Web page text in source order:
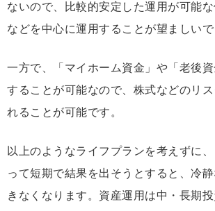
ないので、比較的安定した運用が可能
などを中心に運用することが望ましいで
一方で、「マイホーム資金」や「老後
することが可能なので、株式などのリ
れることが可能です。
以上のようなライフプランを考えずに
って短期で結果を出そうとすると、冷
きなくなります。資産運用は中・長期